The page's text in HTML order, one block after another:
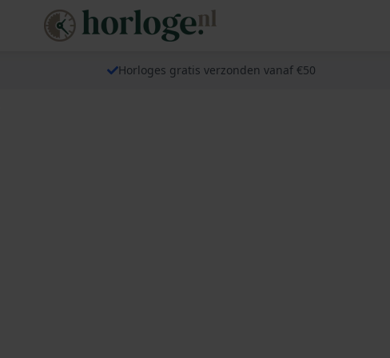
Horloges gratis verzonden vanaf €50